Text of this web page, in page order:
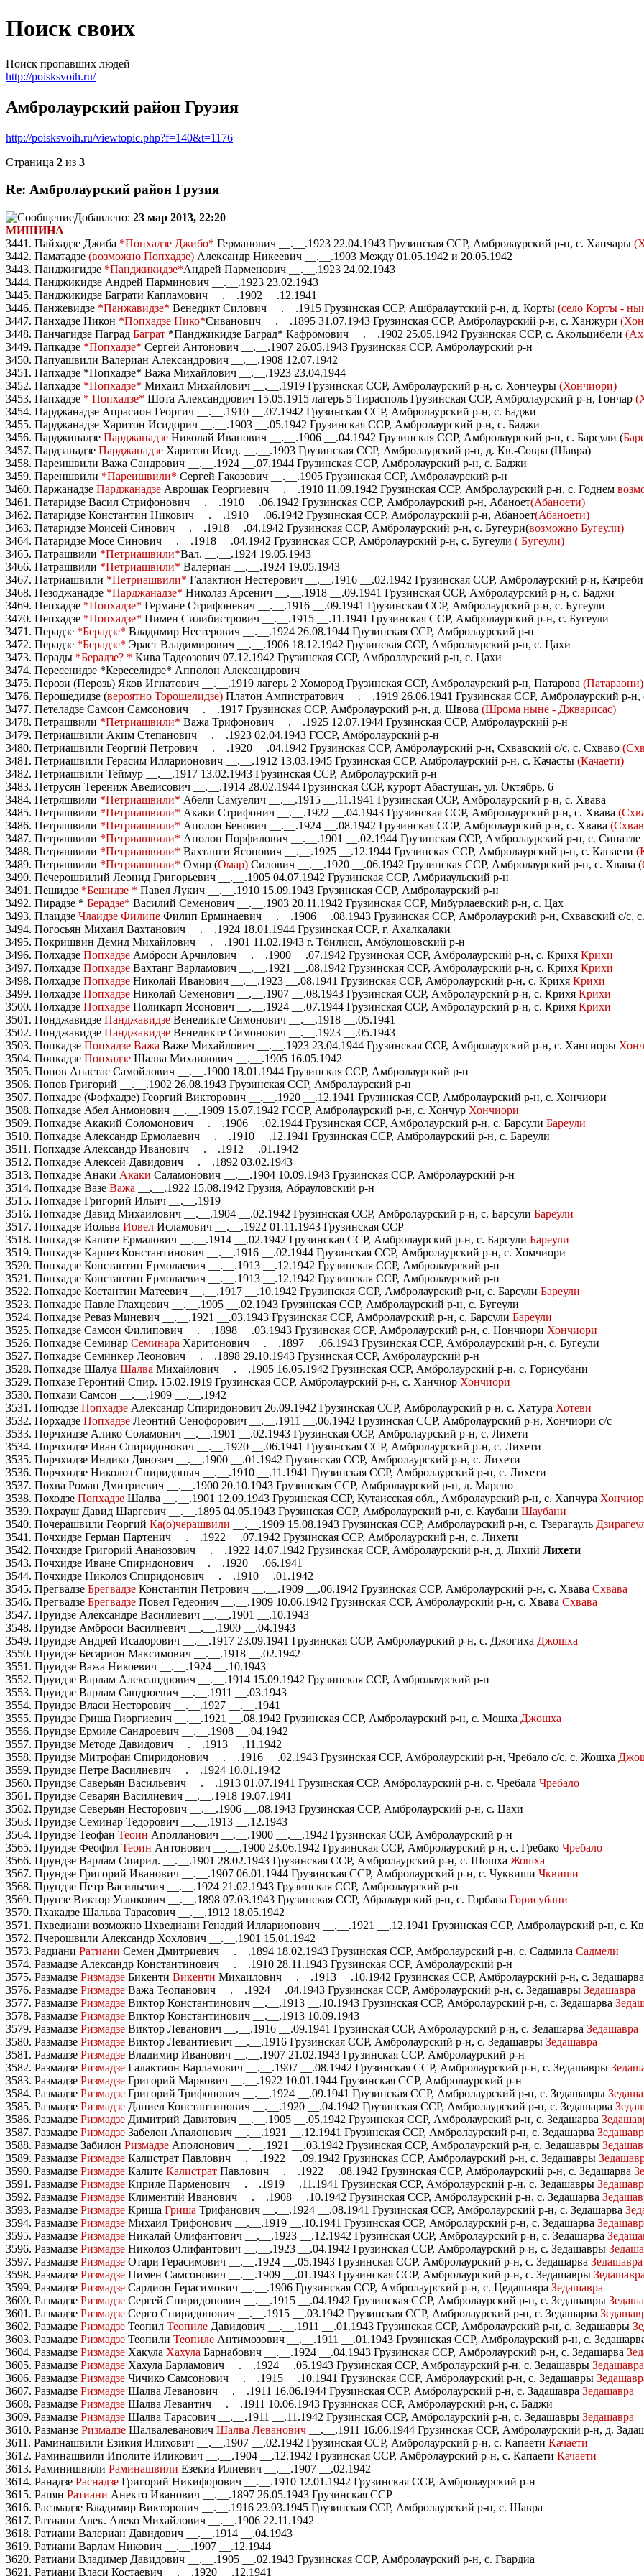
Поиск своих
Поиск пропавших людей
http://poisksvoih.ru/
Амбролаурский район Грузия
http://poisksvoih.ru/viewtopic.php?f=140&t=1176
Страница 2 из 3
Re: Амбролаурский район Грузия
Добавлено: 23 мар 2013, 22:20
МИШИНА
3441. Пайхадзе Джиба *Попхадзе Джибо* Германович __.__.1923 22.04.1943 Грузинская ССР, Амбролаурский р-н, с. Ханчары
3442. Паматадзе (возможно Попхадзе) Александр Никеевич __.__.1903 Между 01.05.1942 и 20.05.1942
3443. Панджигидзе *Панджикидзе*Андрей Парменович __.__.1923 24.02.1943
3444. Панджикидзе Андрей Парминович __.__.1923 23.02.1943
3445. Панджикидзе Баграти Капламович __.__.1902 __.12.1941
3446. Панжевидзе *Панжавидзе* Венедикт Силович __.__.1915 Грузинская ССР, Ашбралаутский р-н, д. Корты (село Корты -
3447. Панхадзе Никон *Попхадзе Нико*Сиванович __.__.1895 31.07.1943 Грузинская ССР, Амбролаурский р-н, с. Ханжури
3448. Панчагидзе Паград Баграт *Панджикидзе Баград* Кафромович __.__.1902 25.05.1942 Грузинская ССР, с. Акольцибели
3449. Папкадзе *Попхадзе* Сергей Антонович __.__.1907 26.05.1943 Грузинская ССР, Амбролаурский р-н
3450. Папуашвили Валериан Александрович __.__.1908 12.07.1942
3451. Папхадзе *Попхадзе* Важа Михайлович __.__.1923 23.04.1944
3452. Папхадзе *Попхадзе* Михаил Михайлович __.__.1919 Грузинская ССР, Амбролаурский р-н, с. Хончеуры (Хончиори)
3453. Папхадзе * Попхадзе* Шота Александрович 15.05.1915 лагерь 5 Тирасполь Грузинская ССР, Амбролаурский р-н, Гончар
3454. Парджанадзе Апрасион Георгич __.__.1910 __.07.1942 Грузинская ССР, Амбролаурский р-н, с. Баджи
3455. Парджанадзе Харитон Исидорич __.__.1903 __.05.1942 Грузинская ССР, Амбролаурский р-н, с. Баджи
3456. Парджинадзе Парджанадзе Николай Иванович __.__.1906 __.04.1942 Грузинская ССР, Амбролаурский р-н, с. Барсули (
3457. Пардзанадзе Парджанадзе Харитон Исид. __.__.1903 Грузинская ССР, Амбролаурский р-н, д. Кв.-Совра (Шавра)
3458. Пареишвили Важа Сандрович __.__.1924 __.07.1944 Грузинская ССР, Амбролаурский р-н, с. Баджи
3459. Пареншвили *Пареишвили* Сергей Гакозович __.__.1905 Грузинская ССР, Амбролаурский р-н
3460. Паржанадзе Парджанадзе Аврошак Георгиевич __.__.1910 11.09.1942 Грузинская ССР, Амбролаурский р-н, с. Годнем
3461. Патаридзе Васил Стрифонович __.__.1910 __.06.1942 Грузинская ССР, Амбролаурский р-н, Абаноет(Абаноети)
3462. Патаридзе Константин Никович __.__.1910 __.06.1942 Грузинская ССР, Амбролаурский р-н, Абаноет(Абаноети)
3463. Патаридзе Моисей Синович __.__.1918 __.04.1942 Грузинская ССР, Амбролаурский р-н, с. Бугеури(возможно Бугеули)
3464. Патаридзе Мосе Синович __.__.1918 __.04.1942 Грузинская ССР, Амбролаурский р-н, с. Бугеули ( Бугеули)
3465. Патрашвили *Петриашвили*Вал. __.__.1924 19.05.1943
3466. Патрашвили *Петриашвили* Валериан __.__.1924 19.05.1943
3467. Патриашвили *Петриашвили* Галактион Нестерович __.__.1916 __.02.1942 Грузинская ССР, Амбролаурский р-н,
3468. Пезоджанадзе *Парджанадзе* Николаз Арсенич __.__.1918 __.09.1941 Грузинская ССР, Амбролаурский р-н, с. Баджи
3469. Пепхадзе *Попхадзе* Германе Стрифоневич __.__.1916 __.09.1941 Грузинская ССР, Амбролаурский р-н, с. Бугеули
3470. Пепхадзе *Попхадзе* Пимен Силибистрович __.__.1915 __.11.1941 Грузинская ССР, Амбролаурский р-н, с. Бугеули
3471. Перадзе *Берадзе* Владимир Нестерович __.__.1924 26.08.1944 Грузинская ССР, Амбролаурский р-н
3472. Перадзе *Берадзе* Эраст Владимирович __.__.1906 18.12.1942 Грузинская ССР, Амбролаурский р-н, с. Цахи
3473. Перады *Берадзе? * Кива Тадеозович 07.12.1942 Грузинская ССР, Амбролаурский р-н, с. Цахи
3474. Пересенидзе *Кереселидзе* Апполон Александрович
3475. Перози (Перозь) Яков Игнатович __.__.1919 лагерь 2 Хомород Грузинская ССР, Амбролаурский р-н, Патарова (Патараони)
3476. Перошедидзе (вероятно Торошелидзе) Платон Ампистратович __.__.1919 26.06.1941 Грузинская ССР, Амбролаурский р-
3477. Петеладзе Самсон Самсонович __.__.1917 Грузинская ССР, Амбролаурский р-н, д. Швова (Шрома ныне - Джварисас)
3478. Петрашвили *Петриашвили* Важа Трифонович __.__.1925 12.07.1944 Грузинская ССР, Амбролаурский р-н
3479. Петриашвили Аким Степанович __.__.1923 02.04.1943 ГССР, Амбролаурский р-н
3480. Петриашвили Георгий Петрович __.__.1920 __.04.1942 Грузинская ССР, Амбролаурский р-н, Схвавский с/с, с. Схваво
3481. Петриашвили Герасим Илларионович __.__.1912 13.03.1945 Грузинская ССР, Амбролаурский р-н, с. Качасты (Качаети)
3482. Петриашвили Теймур __.__.1917 13.02.1943 Грузинская ССР, Амбролаурский р-н
3483. Петрусян Терениж Аведисович __.__.1914 28.02.1944 Грузинская ССР, курорт Абастушан, ул. Октябрь, 6
3484. Петряшвили *Петриашвили* Абели Самуелич __.__.1915 __.11.1941 Грузинская ССР, Амбролаурский р-н, с. Хвава
3485. Петряшвили *Петриашвили* Акаки Стрифонич __.__.1922 __.04.1943 Грузинская ССР, Амбролаурский р-н, с. Хвава
3486. Петряшвили *Петриашвили* Аполон Бенович __.__.1924 __.08.1942 Грузинская ССР, Амбролаурский р-н, с. Хвава
3487. Петряшвили *Петриашвили* Аполон Порфилович __.__.1901 __.02.1944 Грузинская ССР, Амбролаурский р-н, с. Синатле
3488. Петряшвили *Петриашвили* Вахтанги Ясонович __.__.1925 __.12.1944 Грузинская ССР, Амбролаурский р-н, с. Капаети
3489. Петряшвили *Петриашвили* Омир (Омар) Силович __.__.1920 __.06.1942 Грузинская ССР, Амбролаурский р-н, с. Хвава (
3490. Печерошвилий Леонид Григорьевич __.__.1905 04.07.1942 Грузинская ССР, Амбриаульский р-н
3491. Пешидзе *Бешидзе * Павел Лукич __.__.1910 15.09.1943 Грузинская ССР, Амбролаурский р-н
3492. Пирадзе * Берадзе* Василий Семенович __.__.1903 20.11.1942 Грузинская ССР, Мибурлаевский р-н, с. Цах
3493. Плаидзе Члаидзе Филипе Филип Ерминаевич __.__.1906 __.08.1943 Грузинская ССР, Амбролаурский р-н, Схвавский с/с,
3494. Погосьян Михаил Вахтанович __.__.1924 18.01.1944 Грузинская ССР, г. Ахалкалаки
3495. Покришвин Демид Михайлович __.__.1901 11.02.1943 г. Тбилиси, Амбулошовский р-н
3496. Полхадзе Попхадзе Амброси Арчилович __.__.1900 __.07.1942 Грузинская ССР, Амбролаурский р-н, с. Крихя Крихи
3497. Полхадзе Попхадзе Вахтанг Варламович __.__.1921 __.08.1942 Грузинская ССР, Амбролаурский р-н, с. Крихя Крихи
3498. Полхадзе Попхадзе Николай Иванович __.__.1923 __.08.1941 Грузинская ССР, Амбролаурский р-н, с. Крихя Крихи
3499. Полхадзе Попхадзе Николай Семенович __.__.1907 __.08.1943 Грузинская ССР, Амбролаурский р-н, с. Крихя Крихи
3500. Полхадзе Попхадзе Поликарп Ясонович __.__.1924 __.07.1944 Грузинская ССР, Амбролаурский р-н, с. Крихя Крихи
3501. Понджавидзе Панджавидзе Венедикте Симонович __.__.1918 __.05.1941
3502. Понджавидзе Панджавидзе Венедикте Симонович __.__.1923 __.05.1943
3503. Попкадзе Попхадзе Важа Важе Михайлович __.__.1923 23.04.1944 Грузинская ССР, Амбролаурский р-н, с. Хангиоры
3504. Попкадзе Попхадзе Шалва Михаилович __.__.1905 16.05.1942
3505. Попов Анастас Самойлович __.__.1900 18.01.1944 Грузинская ССР, Амбролаурский р-н
3506. Попов Григорий __.__.1902 26.08.1943 Грузинская ССР, Амбролаурский р-н
3507. Попхадзе (Фофхадзе) Георгий Викторович __.__.1920 __.12.1941 Грузинская ССР, Амбролаурский р-н, с. Хончиори
3508. Попхадзе Абел Анмонович __.__.1909 15.07.1942 ГССР, Амбролаурский р-н, с. Хончур Хончиори
3509. Попхадзе Акакий Соломонович __.__.1906 __.02.1944 Грузинская ССР, Амбролаурский р-н, с. Барсули Бареули
3510. Попхадзе Александр Ермолаевич __.__.1910 __.12.1941 Грузинская ССР, Амбролаурский р-н, с. Бареули
3511. Попхадзе Александр Иванович __.__.1912 __.01.1942
3512. Попхадзе Алексей Давидович __.__.1892 03.02.1943
3513. Попхадзе Анаки Акаки Саламонович __.__.1904 10.09.1943 Грузинская ССР, Амбролаурский р-н
3514. Попхадзе Вазе Важа __.__.1922 15.08.1942 Грузия, Абрауловский р-н
3515. Попхадзе Григорий Ильич __.__.1919
3516. Попхадзе Давид Михаилович __.__.1904 __.02.1942 Грузинская ССР, Амбролаурский р-н, с. Барсули Бареули
3517. Попхадзе Иольва Иовел Исламович __.__.1922 01.11.1943 Грузинская ССР
3518. Попхадзе Калите Ермалович __.__.1914 __.02.1942 Грузинская ССР, Амбролаурский р-н, с. Барсули Бареули
3519. Попхадзе Карпез Константинович __.__.1916 __.02.1944 Грузинская ССР, Амбролаурский р-н, с. Хомчиори
3520. Попхадзе Константин Ермолаевич __.__.1913 __.12.1942 Грузинская ССР, Амбролаурский р-н
3521. Попхадзе Константин Ермолаевич __.__.1913 __.12.1942 Грузинская ССР, Амбролаурский р-н
3522. Попхадзе Костантин Матеевич __.__.1917 __.10.1942 Грузинская ССР, Амбролаурский р-н, с. Барсули Бареули
3523. Попхадзе Павле Глахцевич __.__.1905 __.02.1943 Грузинская ССР, Амбролаурский р-н, с. Бугеули
3524. Попхадзе Реваз Миневич __.__.1921 __.03.1943 Грузинская ССР, Амбролаурский р-н, с. Барсули Бареули
3525. Попхадзе Самсон Филипович __.__.1898 __.03.1943 Грузинская ССР, Амбролаурский р-н, с. Нончиори Хончиори
3526. Попхадзе Семинар Семинара Харитонович __.__.1897 __.06.1943 Грузинская ССР, Амбролаурский р-н, с. Бугеули
3527. Попхадзе Семинкер Леонович __.__.1898 29.10.1943 Грузинская ССР, Амбролаурский р-н
3528. Попхадзе Шалуа Шалва Михайлович __.__.1905 16.05.1942 Грузинская ССР, Амбролаурский р-н, с. Горисубани
3529. Попхазе Геронтий Спир. 15.02.1919 Грузинская ССР, Амбролаурский р-н, с. Ханчиор Хончиори
3530. Попхази Самсон __.__.1909 __.__.1942
3531. Попюдзе Попхадзе Александр Спиридонович 26.09.1942 Грузинская ССР, Амбролаурский р-н, с. Хатура Хотеви
3532. Порхадзе Попхадзе Леонтий Сенофорович __.__.1911 __.06.1942 Грузинская ССР, Амбролаурский р-н, Хончиори с/с
3533. Порчхидзе Алико Соламонич __.__.1901 __.02.1943 Грузинская ССР, Амбролаурский р-н, с. Лихети
3534. Порчхидзе Иван Спиридонович __.__.1920 __.06.1941 Грузинская ССР, Амбролаурский р-н, с. Лихети
3535. Порчхидзе Индико Дянозич __.__.1900 __.01.1942 Грузинская ССР, Амбролаурский р-н, с. Лихети
3536. Порчхидзе Николоз Спиридоныч __.__.1910 __.11.1941 Грузинская ССР, Амбролаурский р-н, с. Лихети
3537. Похва Роман Дмитриевич __.__.1900 20.10.1943 Грузинская ССР, Амбролаурский р-н, д. Марено
3538. Походзе Попхадзе Шалва __.__.1901 12.09.1943 Грузинская ССР, Кутаисская обл., Амбролаурский р-н, с. Хапчура
3539. Похрауш Давид Шаргевич __.__.1895 04.05.1943 Грузинская ССР, Амбролаурский р-н, с. Каубани Шаубани
3540. Почерашвили Георгий Ка(о)черашвили __.__.1909 15.08.1943 Грузинская ССР, Амбролаурский р-н, с. Тзерагауль
3541. Почхидзе Герман Партенич __.__.1922 __.07.1942 Грузинская ССР, Амбролаурский р-н, с. Лихети
3542. Почхидзе Григорий Ананозович __.__.1922 14.07.1942 Грузинская ССР, Амбролаурский р-н, д. Лихий Лихети
3543. Почхидзе Иване Спиридонович __.__.1920 __.06.1941
3544. Почхидзе Николоз Спиридонович __.__.1910 __.01.1942
3545. Прегвадзе Брегвадзе Константин Петрович __.__.1909 __.06.1942 Грузинская ССР, Амбролаурский р-н, с. Хвава Схвава
3546. Прегвадзе Брегвадзе Повел Гедеонич __.__.1909 10.06.1942 Грузинская ССР, Амбролаурский р-н, с. Хвава Схвава
3547. Пруидзе Александре Василиевич __.__.1901 __.10.1943
3548. Пруидзе Амброси Василиевич __.__.1900 __.04.1943
3549. Пруидзе Андрей Исадорович __.__.1917 23.09.1941 Грузинская ССР, Амбролаурский р-н, с. Джогиха Джошха
3550. Пруидзе Бесарион Максимович __.__.1918 __.02.1942
3551. Пруидзе Важа Никоевич __.__.1924 __.10.1943
3552. Пруидзе Варлам Александрович __.__.1914 15.09.1942 Грузинская ССР, Амбролаурский р-н
3553. Пруидзе Варлам Сандроевич __.__.1911 __.03.1943
3554. Пруидзе Власи Несторович __.__.1927 __.__.1941
3555. Пруидзе Гриша Гиоргиевич __.__.1921 __.08.1942 Грузинская ССР, Амбролаурский р-н, с. Мошха Джошха
3556. Пруидзе Ермиле Сандроевич __.__.1908 __.04.1942
3557. Пруидзе Методе Давидович __.__.1913 __.11.1942
3558. Пруидзе Митрофан Спиридонович __.__.1916 __.02.1943 Грузинская ССР, Амбролаурский р-н, Чребало с/с, с. Жошха
3559. Пруидзе Петре Василиевич __.__.1924 10.01.1942
3560. Пруидзе Саверьян Васильевич __.__.1913 01.07.1941 Грузинская ССР, Амбролаурский р-н, с. Чребала Чребало
3561. Пруидзе Севарян Василиевич __.__.1918 19.07.1941
3562. Пруидзе Северьян Несторович __.__.1906 __.08.1943 Грузинская ССР, Амбролаурский р-н, с. Цахи
3563. Пруидзе Семинар Тедорович __.__.1913 __.12.1943
3564. Пруидзе Теофан Теоин Аполланович __.__.1900 __.__.1942 Грузинская ССР, Амбролаурский р-н
3565. Пруидзе Феофил Теоин Антонович __.__.1900 23.06.1942 Грузинская ССР, Амбролаурский р-н, с. Гребако Чребало
3566. Прундзе Варлам Спирид. __.__.1901 28.02.1943 Грузинская ССР, Амбролаурский р-н, с. Шошха Жошха
3567. Прундзе Григорий Иванович __.__.1907 06.01.1944 Грузинская ССР, Амбролаурский р-н, с. Чуквиши Чквиши
3568. Прундзе Петр Васильевич __.__.1924 21.02.1943 Грузинская ССР, Амбролаурский р-н
3569. Прунзе Виктор Угликович __.__.1898 07.03.1943 Грузинская ССР, Абралаурский р-н, с. Горбана Горисубани
3570. Пхакадзе Шальва Тарасович __.__.1912 18.05.1942
3571. Пхведиани возможно Цхведиани Генадий Илларионович __.__.1921 __.12.1941 Грузинская ССР, Амбролаурский р-н, с.
3572. Пчерошвили Александр Хохлович __.__.1901 15.01.1942
3573. Радиани Ратиани Семен Дмитриевич __.__.1894 18.02.1943 Грузинская ССР, Амбролаурский р-н, с. Садмила Садмели
3574. Размадзе Александр Константинович __.__.1910 28.11.1943 Грузинская ССР, Амбролаурский р-н
3575. Размадзе Ризмадзе Бикенти Викенти Михаилович __.__.1913 __.10.1942 Грузинская ССР, Амбролаурский р-н, с.
3576. Размадзе Ризмадзе Важа Теопанович __.__.1924 __.04.1943 Грузинская ССР, Амбролаурский р-н, с. Зедашавры Зедашавра
3577. Размадзе Ризмадзе Виктор Константинович __.__.1913 __.10.1943 Грузинская ССР, Амбролаурский р-н, с. Зедашарва
3578. Размадзе Ризмадзе Виктор Константинович __.__.1913 10.09.1943
3579. Размадзе Ризмадзе Виктор Леванович __.__.1916 __.09.1941 Грузинская ССР, Амбролаурский р-н, с. Зедашарва Зедашавра
3580. Размадзе Ризмадзе Виктор Левантиевич __.__.1916 Грузинская ССР, Амбролаурский р-н, с. Зедашавры Зедашавра
3581. Размадзе Ризмадзе Владимир Иванович __.__.1907 21.02.1943 Грузинская ССР, Амбролаурский р-н
3582. Размадзе Ризмадзе Галактион Варламович __.__.1907 __.08.1942 Грузинская ССР, Амбролаурский р-н, с. Зедашавры
3583. Размадзе Ризмадзе Григорий Маркович __.__.1922 10.01.1944 Грузинская ССР, Амбролаурский р-н
3584. Размадзе Ризмадзе Григорий Трифонович __.__.1924 __.09.1941 Грузинская ССР, Амбролаурский р-н, с. Зедашавры
3585. Размадзе Ризмадзе Даниел Константинович __.__.1920 __.04.1942 Грузинская ССР, Амбролаурский р-н, с. Зедашарва
3586. Размадзе Ризмадзе Димитрий Давитович __.__.1905 __.05.1942 Грузинская ССР, Амбролаурский р-н, с. Зедашарва
3587. Размадзе Ризмадзе Забелон Апалонович __.__.1921 __.12.1941 Грузинская ССР, Амбролаурский р-н, с. Зедашарва
3588. Размадзе Забилон Ризмадзе Аполонович __.__.1921 __.03.1942 Грузинская ССР, Амбролаурский р-н, с. Зедашавры
3589. Размадзе Ризмадзе Калистрат Павлович __.__.1922 __.09.1942 Грузинская ССР, Амбролаурский р-н, с. Зедашавры
3590. Размадзе Ризмадзе Калите Калистрат Павлович __.__.1922 __.08.1942 Грузинская ССР, Амбролаурский р-н, с. Зедашарва
3591. Размадзе Ризмадзе Кириле Парменович __.__.1919 __.11.1941 Грузинская ССР, Амбролаурский р-н, с. Зедашавры
3592. Размадзе Ризмадзе Климентий Иванович __.__.1908 __.10.1942 Грузинская ССР, Амбролаурский р-н, с. Зедашарва
3593. Размадзе Ризмадзе Криша Гриша Трифанович __.__.1924 __.08.1941 Грузинская ССР, Амбролаурский р-н, с. Зедашарва
3594. Размадзе Ризмадзе Михаил Трифонович __.__.1919 __.10.1941 Грузинская ССР, Амбролаурский р-н, с. Зедашарва
3595. Размадзе Ризмадзе Никалай Олифантович __.__.1923 __.12.1942 Грузинская ССР, Амбролаурский р-н, с. Зедашарва
3596. Размадзе Ризмадзе Николоз Олифантович __.__.1923 __.04.1942 Грузинская ССР, Амбролаурский р-н, с. Зедашавры
3597. Размадзе Ризмадзе Отари Герасимович __.__.1924 __.05.1943 Грузинская ССР, Амбролаурский р-н, с. Зедашарва Зедашавра
3598. Размадзе Ризмадзе Пимен Самсонович __.__.1909 __.01.1943 Грузинская ССР, Амбролаурский р-н, с. Зедашавры
3599. Размадзе Ризмадзе Сардион Герасимович __.__.1906 Грузинская ССР, Амбролаурский р-н, с. Цедашавра Зедашавра
3600. Размадзе Ризмадзе Сергей Спиридонович __.__.1915 __.04.1942 Грузинская ССР, Амбролаурский р-н, с. Зедашавры
3601. Размадзе Ризмадзе Серго Спиридонович __.__.1915 __.03.1942 Грузинская ССР, Амбролаурский р-н, с. Зедашарва
3602. Размадзе Ризмадзе Теопил Теопиле Давидович __.__.1911 __.01.1943 Грузинская ССР, Амбролаурский р-н, с. Зедашавры
3603. Размадзе Ризмадзе Теопили Теопиле Антимозович __.__.1911 __.01.1943 Грузинская ССР, Амбролаурский р-н, с.
3604. Размадзе Ризмадзе Хакула Хахула Барнабович __.__.1924 __.04.1943 Грузинская ССР, Амбролаурский р-н, с. Зедашарва
3605. Размадзе Ризмадзе Хахула Барламович __.__.1924 __.05.1943 Грузинская ССР, Амбролаурский р-н, с. Зедашавры Зедашавра
3606. Размадзе Ризмадзе Чичико Самсонович __.__.1915 __.10.1941 Грузинская ССР, Амбролаурский р-н, с. Зедашавры
3607. Размадзе Ризмадзе Шалва Леванович __.__.1911 16.06.1944 Грузинская ССР, Амбролаурский р-н, с. Задашавра Зедашавра
3608. Размадзе Ризмадзе Шалва Левантич __.__.1911 10.06.1943 Грузинская ССР, Амбролаурский р-н, с. Баджи
3609. Размадзе Ризмадзе Шалва Тарасович __.__.1911 __.11.1942 Грузинская ССР, Амбролаурский р-н, с. Зедашавры Зедашавра
3610. Разманзе Ризмадзе Шалвалеванович Шалва Леванович __.__.1911 16.06.1944 Грузинская ССР, Амбролаурский р-н, д.
3611. Раминашвили Езикия Илихович __.__.1907 __.02.1942 Грузинская ССР, Амбролаурский р-н, с. Капаети Качаети
3612. Раминашвили Иполите Иликович __.__.1904 __.12.1942 Грузинская ССР, Амбролаурский р-н, с. Капаети Качаети
3613. Раминишвили Раминашвили Езекиа Илиевич __.__.1907 __.02.1942
3614. Ранадзе Раснадзе Григорий Никифорович __.__.1910 12.01.1942 Грузинская ССР, Амбролаурский р-н
3615. Рапян Ратиани Анекто Иванович __.__.1897 26.05.1943 Грузинская ССР
3616. Расзмадзе Владимир Викторович __.__.1916 23.03.1945 Грузинская ССР, Амбролаурский р-н, с. Шавра
3617. Ратиани Алек. Алеко Михайлович __.__.1906 22.11.1942
3618. Ратиани Валериан Давидович __.__.1914 __.04.1943
3619. Ратиани Варлам Никович __.__.1907 __.12.1944
3620. Ратиани Владимер Давидович __.__.1905 __.02.1943 Грузинская ССР, Амбролаурский р-н, с. Гвардиа
3621. Ратиани Власи Костаевич __.__.1920 __.12.1941